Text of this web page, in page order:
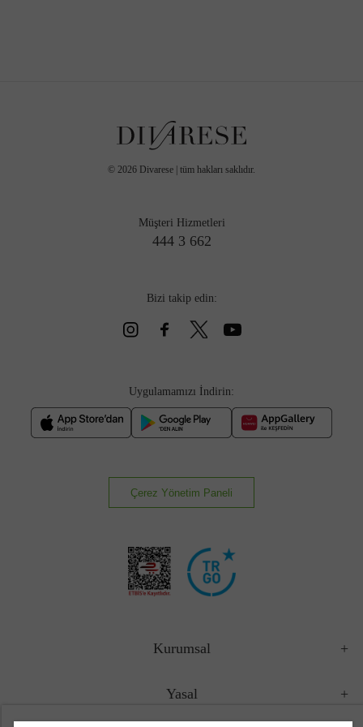
© 2026 Divarese | tüm hakları saklıdır.
Müşteri Hizmetleri
444 3 662
Bizi takip edin:
Uygulamamızı İndirin:
Çerez Yönetim Paneli
Kurumsal
Yasal